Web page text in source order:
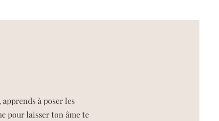
à poser les
pour laisser ton âme te